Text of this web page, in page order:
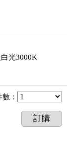
白光3000K
數 ：
訂購